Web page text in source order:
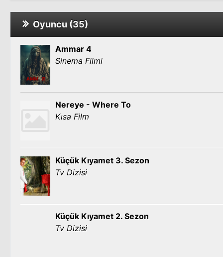
Oyuncu (35)
Ammar 4
Sinema Filmi
Nereye - Where To
Kısa Film
Küçük Kıyamet 3. Sezon
Tv Dizisi
Küçük Kıyamet 2. Sezon
Tv Dizisi